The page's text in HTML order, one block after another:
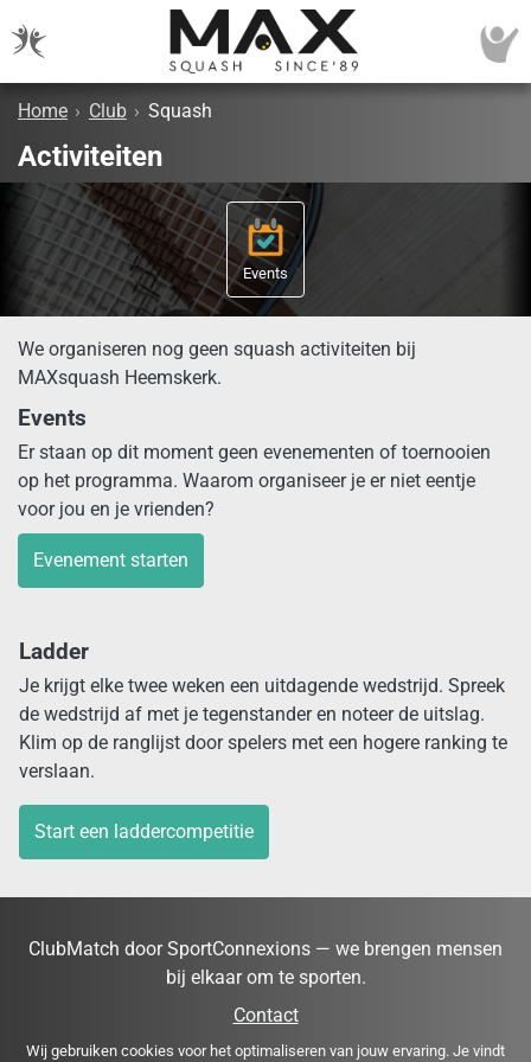
Home › Club › Squash
Activiteiten
Events
We organiseren nog geen squash activiteiten bij
MAXsquash Heemskerk.
Events
Er staan op dit moment geen evenementen of toernooien
op het programma. Waarom organiseer je er niet eentje
voor jou en je vrienden?
Evenement starten
Ladder
Je krijgt elke twee weken een uitdagende wedstrijd. Spreek
de wedstrijd af met je tegenstander en noteer de uitslag.
Klim op de ranglijst door spelers met een hogere ranking te
verslaan.
Start een laddercompetitie
ClubMatch door SportConnexions — we brengen mensen
bij elkaar om te sporten.
Contact
Wij gebruiken cookies voor het optimaliseren van jouw ervaring. Je vindt